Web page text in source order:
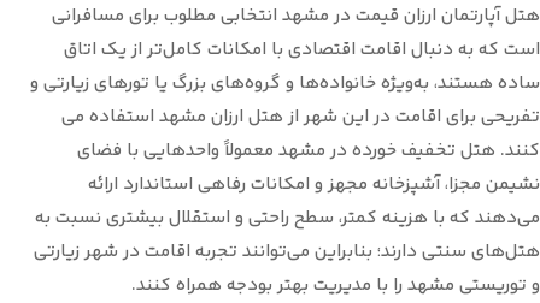
هتل آپارتمان ارزان قیمت در مشهد انتخابی مطلوب برای مسافرانی
است که به دنبال اقامت اقتصادی با امکانات کامل‌تر از یک اتاق
ساده هستند، به‌ویژه خانواده‌ها و گروه‌های بزرگ یا تورهای زیارتی و
تفریحی برای اقامت در این شهر از هتل ارزان مشهد استفاده می
کنند. هتل تخفیف خورده در مشهد معمولاً واحدهایی با فضای
نشیمن مجزا، آشپزخانه مجهز و امکانات رفاهی استاندارد ارائه
می‌دهند که با هزینه کمتر، سطح راحتی و استقلال بیشتری نسبت به
هتل‌های سنتی دارند؛ بنابراین می‌توانند تجربه اقامت در شهر زیارتی
و توریستی مشهد را با مدیریت بهتر بودجه همراه کنند.